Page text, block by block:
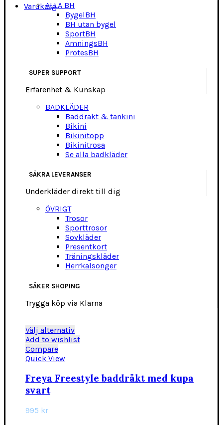
VarukorgALLA BH
BygelBH
BH utan bygel
SportBH
AmningsBH
ProtesBH
SUPER SUPPORT
Erfarenhet & Kunskap
BADKLÄDER
Baddräkt & tankini
Bikini
Bikinitopp
Bikinitrosa
Se alla badkläder
SÄKRA LEVERANSER
Underkläder direkt till dig
ÖVRIGT
Trosor
Sporttrosor
Sovkläder
Presentkort
Träningskläder
Herrkalsonger
SÄKER SHOPING
Trygga köp via Klarna
Välj alternativDen
här
varianter.
Add to wishlist
Compare
Quick View
Freya Freestyle baddräkt med kupa
svart
995 kr